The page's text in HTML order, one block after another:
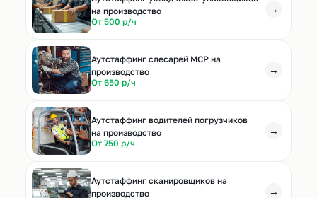
на производство
От 500 р/ч
→
Аутстаффинг слесарей МСР на
производство
От 650 р/ч
→
Аутстаффинг водителей погрузчиков
на производство
От 750 р/ч
→
Аутстаффинг сканировщиков на
производство
→